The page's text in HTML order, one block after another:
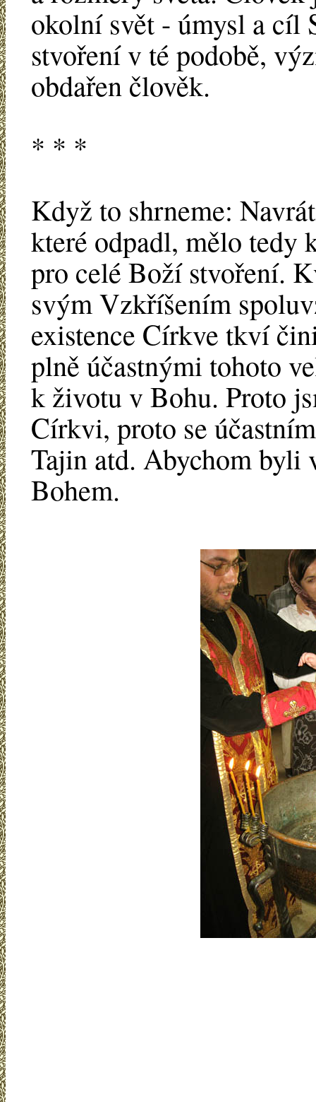
okolní svět - úmysl a cíl
stvoření v té podobě,
obdařen člověk.
* * *
Když to shrneme:
které odpadl, mělo
pro celé Boží stvoření.
svým Vzkříšením
existence Církve tkví
plně účastnými tohoto
k životu v Bohu. Proto
Církvi, proto se
Tajin atd. Abychom byli
Bohem.